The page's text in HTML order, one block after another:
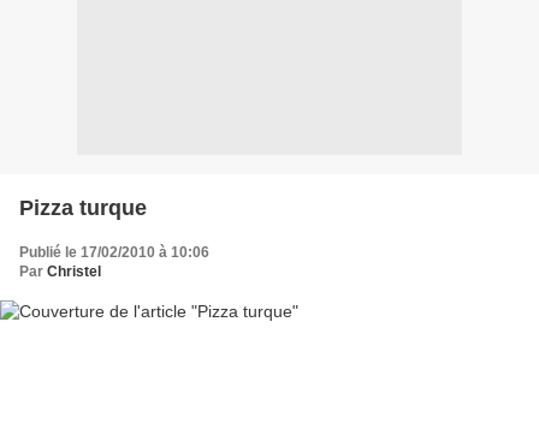
Pizza turque
Publié le 17/02/2010 à 10:06
Par Christel